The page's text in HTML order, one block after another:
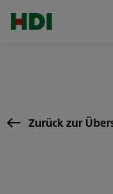
Zurück zur